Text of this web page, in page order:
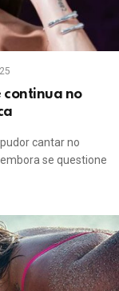
continua no
cantar no
se questione